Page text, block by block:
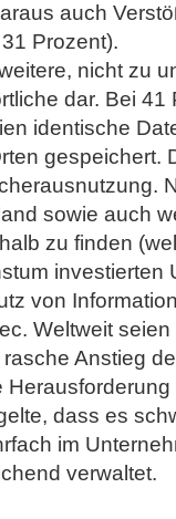
auch
Prozent).
nicht zu
dar. Bei
identische
gespeichert.
sowie auch
zu finden
investierten
von
Weltweit
Anstieg
dass es
im
verwaltet.